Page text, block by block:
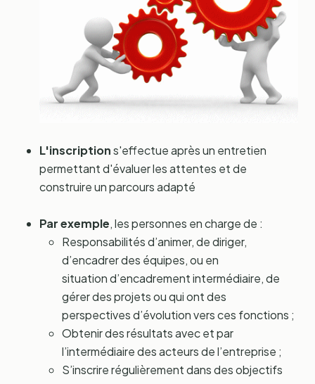
L'inscriptions'effectue après un entretien
permettant d'évaluer les attentes et de
construire un parcours adapté
Par exemple, les personnes en charge de :
Responsabilités d’animer, de diriger,
d’encadrer des équipes, ou en
situation d’encadrement intermédiaire, de
gérer des projets ou qui ont des
perspectives d’évolution vers ces fonctions ;
Obtenir des résultats avec et par
l’intermédiaire des acteurs de l’entreprise ;
S’inscrire régulièrement dans des objectifs